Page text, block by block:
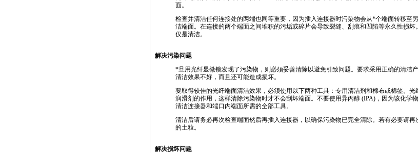
面。
检查并清洁任何连接处的两端也同等重要，因为插入连接器时污染物会从*个端面转移至另
洁端面。在连接的两个端面之间堆积的污垢或碎片会导致裂缝、刮痕和凹陷等永久性损
仅是清洁。
解决污染问题
*旦用光纤显微镜发现了污染物，则必须妥善清除以避免引致问题。要求采用正确的清洁
清洁效果不好，而且还可能造成损坏。
要取得较佳的光纤端面清洁效果，必须使用以下两种工具：专用清洁剂和棉布或棉签。
润滑剂的作用，这样清除污染物时才不会刮坏端面。不要使用异丙醇 (IPA)，因为该化学
清洁连接器和端口内端面所需的全部工具。
清洁后请务必再次检查端面然后再插入连接器，以确保污染物已完全清除。若有必要请再
的土粒。
解决损坏问题